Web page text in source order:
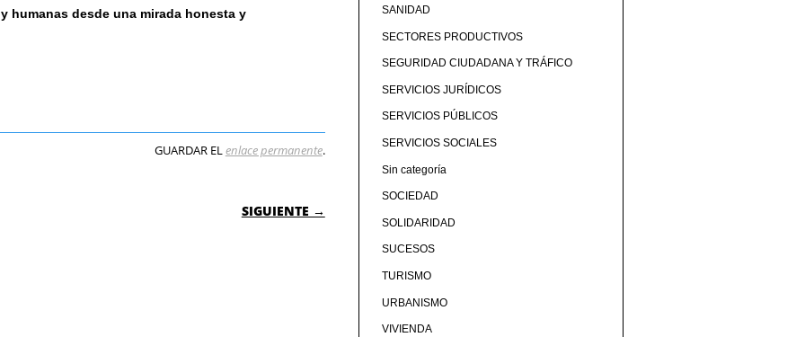
humanas desde una mirada honesta y
GUARDAR EL enlace permanente.
SIGUIENTE →
SANIDAD
SECTORES PRODUCTIVOS
SEGURIDAD CIUDADANA Y TRÁFICO
SERVICIOS JURÍDICOS
SERVICIOS PÚBLICOS
SERVICIOS SOCIALES
Sin categoría
SOCIEDAD
SOLIDARIDAD
SUCESOS
TURISMO
URBANISMO
VIVIENDA